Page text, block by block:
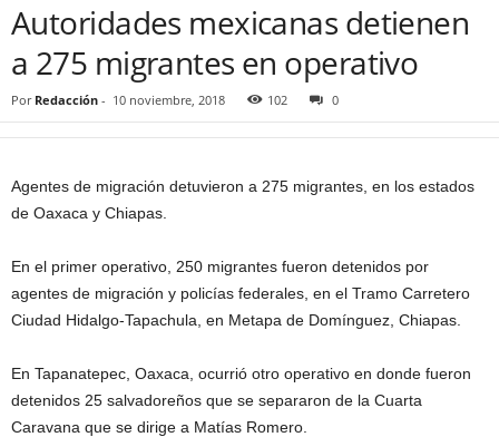
Autoridades mexicanas detienen
a 275 migrantes en operativo
Por Redacción - 10 noviembre, 2018 102 0
Agentes de migración detuvieron a 275 migrantes, en los estados
de Oaxaca y Chiapas.
En el primer operativo, 250 migrantes fueron detenidos por
agentes de migración y policías federales, en el Tramo Carretero
Ciudad Hidalgo-Tapachula, en Metapa de Domínguez, Chiapas.
En Tapanatepec, Oaxaca, ocurrió otro operativo en donde fueron
detenidos 25 salvadoreños que se separaron de la Cuarta
Caravana que se dirige a Matías Romero.